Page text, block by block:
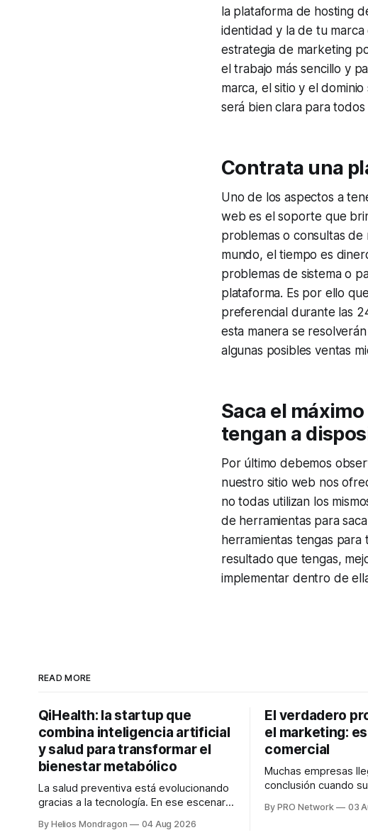
la plataforma de hosting
identidad y la de tu
estrategia de marketing
el trabajo más sencillo y
marca, el sitio y el
será bien clara para
Contrata una
Uno de los aspectos a
web es el soporte que
problemas o consultas
mundo, el tiempo es
problemas de sistema o
plataforma. Es por ello
preferencial durante las
esta manera se
algunas posibles ventas
Saca el
tengan a
Por último debemos
nuestro sitio web nos
no todas utilizan los
de herramientas para
herramientas tengas
resultado que tengas,
implementar dentro de
READ MORE
QiHealth: la startup que
combina inteligencia artificial
y salud para transformar el
bienestar metabólico
La salud preventiva está evolucionando
gracias a la tecnología. En ese escenario
desarrolla un ecosistema digital capaz
By Helios Mondragon 04 Aug 2026
El verdadero
el marketing:
comercial
Muchas empresas
conclusión cuando
marketing no
By PRO Network 03